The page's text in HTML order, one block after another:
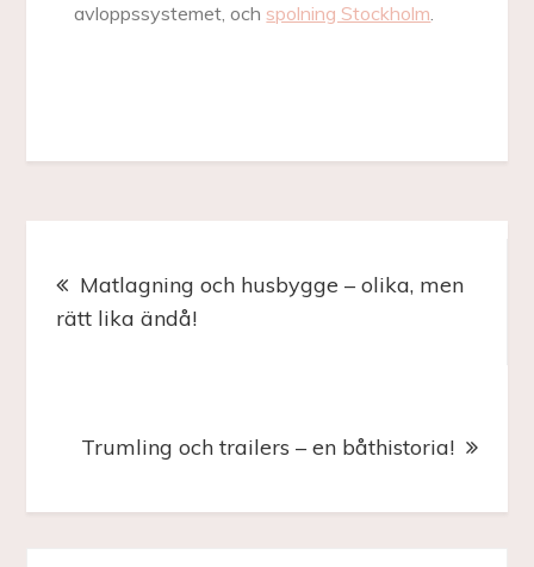
avloppssystemet, ochspolning Stockholm.
Inläggsnavigering
Matlagning och husbygge – olika, men
rätt lika ändå!
Trumling och trailers – en båthistoria!